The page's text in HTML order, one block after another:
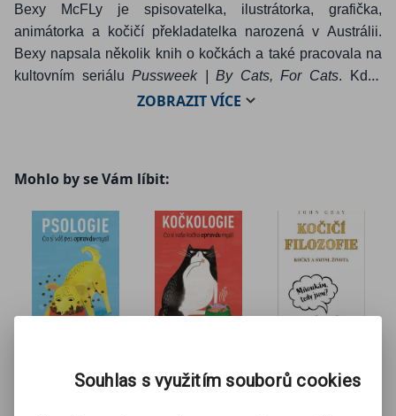
Bexy McFLy je spisovatelka, ilustrátorka, grafička,
animátorka a kočičí překladatelka narozená v Austrálii.
Bexy napsala několik knih o kočkách a také pracovala na
kultovním seriálu Pussweek | By Cats, For Cats. Když
zrovna nedělá tohle všechno, Bexy ráda fotí jídlo, vyhýbá
ZOBRAZITVÍCE
Mohlo by se Vám líbit:
Felix Osborne
Ruby
filozofie
Souhlas s využitím souborů cookies